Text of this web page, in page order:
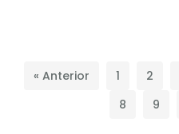
« Anterior 1 2
8
9